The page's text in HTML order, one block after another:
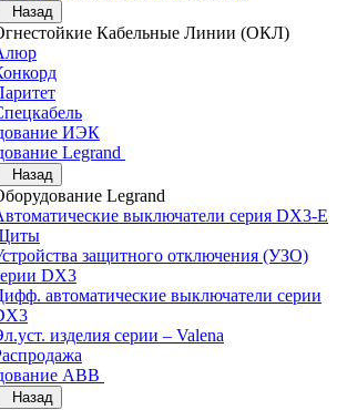
Назад
Кабельные Линии (ОКЛ)
ИЭК
Legrand
Назад
Legrand
выключатели серия DX3-E
защитного отключения (УЗО)
DX3
автоматические выключатели серии
изделия серии – Valena
АВВ
Назад